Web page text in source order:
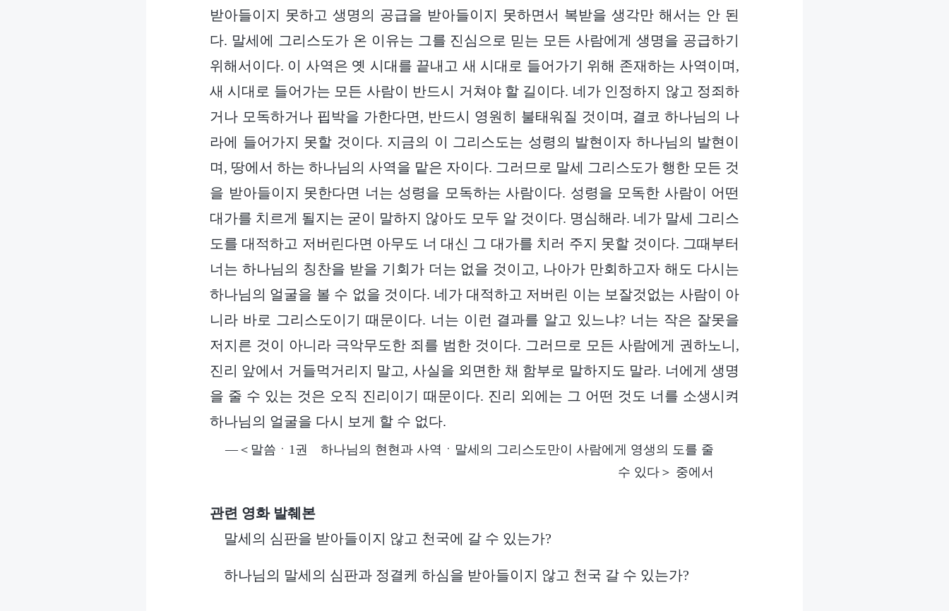
받아들이지 못하고 생명의 공급을 받아들이지 못하면서 복받을 생각만 해서는 안 된
다. 말세에 그리스도가 온 이유는 그를 진심으로 믿는 모든 사람에게 생명을 공급하기
위해서이다. 이 사역은 옛 시대를 끝내고 새 시대로 들어가기 위해 존재하는 사역이며,
새 시대로 들어가는 모든 사람이 반드시 거쳐야 할 길이다. 네가 인정하지 않고 정죄하
거나 모독하거나 핍박을 가한다면, 반드시 영원히 불태워질 것이며, 결코 하나님의 나
라에 들어가지 못할 것이다. 지금의 이 그리스도는 성령의 발현이자 하나님의 발현이
며, 땅에서 하는 하나님의 사역을 맡은 자이다. 그러므로 말세 그리스도가 행한 모든 것
을 받아들이지 못한다면 너는 성령을 모독하는 사람이다. 성령을 모독한 사람이 어떤
대가를 치르게 될지는 굳이 말하지 않아도 모두 알 것이다. 명심해라. 네가 말세 그리스
도를 대적하고 저버린다면 아무도 너 대신 그 대가를 치러 주지 못할 것이다. 그때부터
너는 하나님의 칭찬을 받을 기회가 더는 없을 것이고, 나아가 만회하고자 해도 다시는
하나님의 얼굴을 볼 수 없을 것이다. 네가 대적하고 저버린 이는 보잘것없는 사람이 아
니라 바로 그리스도이기 때문이다. 너는 이런 결과를 알고 있느냐? 너는 작은 잘못을
저지른 것이 아니라 극악무도한 죄를 범한 것이다. 그러므로 모든 사람에게 권하노니,
진리 앞에서 거들먹거리지 말고, 사실을 외면한 채 함부로 말하지도 말라. 너에게 생명
을 줄 수 있는 것은 오직 진리이기 때문이다. 진리 외에는 그 어떤 것도 너를 소생시켜
하나님의 얼굴을 다시 보게 할 수 없다.
―＜말씀ㆍ1권 하나님의 현현과 사역ㆍ말세의 그리스도만이 사람에게 영생의 도를 줄
수 있다＞ 중에서
관련 영화 발췌본
말세의 심판을 받아들이지 않고 천국에 갈 수 있는가?
하나님의 말세의 심판과 정결케 하심을 받아들이지 않고 천국 갈 수 있는가?